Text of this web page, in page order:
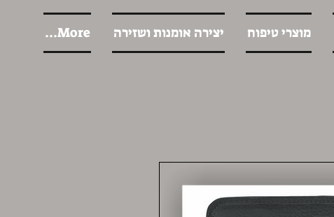
מוצרי טיפוח יצירה אומנות ושזירה More...